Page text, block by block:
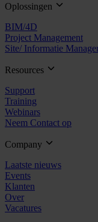
Oplossingen
BIM/4D
Project Management
Site/ Informatie
Resources
Support
Training
Webinars
Neem Contact op
Company
Laatste nieuws
Events
Klanten
Over
Vacatures